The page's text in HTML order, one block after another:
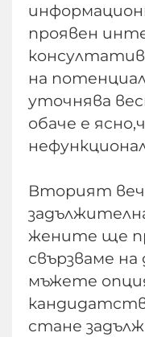
проявен
на
уточнява
обаче е
Вторият
жените ще
свързваме на
мъжете
стане